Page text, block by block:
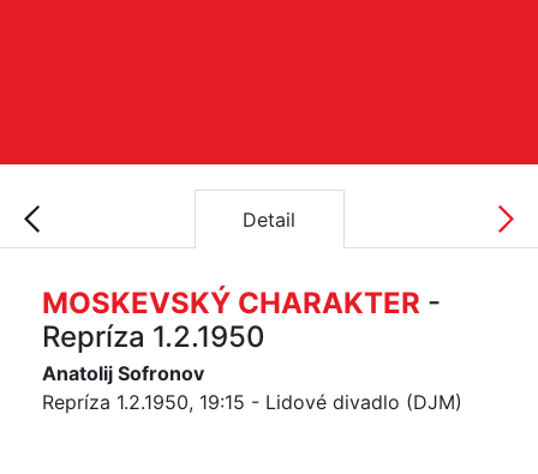
Detail
MOSKEVSKÝ CHARAKTER -
Repríza 1.2.1950
Anatolij Sofronov
Repríza 1.2.1950, 19:15 - Lidové divadlo (DJM)